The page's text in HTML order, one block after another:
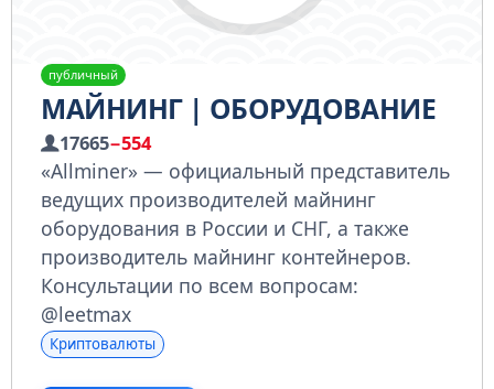
публичный
МАЙНИНГ | ОБОРУДОВАНИЕ
17665−554
«Allminer» — официальный представитель
ведущих производителей майнинг
оборудования в России и СНГ, а также
производитель майнинг контейнеров.
Консультации по всем вопросам:
@leetmax
Криптовалюты